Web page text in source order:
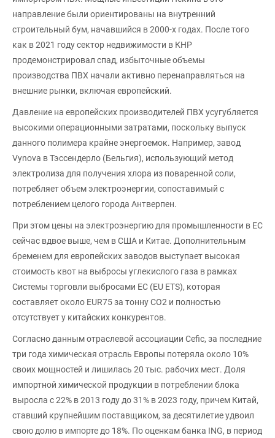
направление были ориентированы на внутренний
строительный бум, начавшийся в 2000-х годах. После того
как в 2021 году сектор недвижимости в КНР
продемонстрировал спад, избыточные объемы
производства ПВХ начали активно перенаправляться на
внешние рынки, включая европейский.
Давление на европейских производителей ПВХ усугубляется
высокими операционными затратами, поскольку выпуск
данного полимера крайне энергоемок. Например, завод
Vynova в Тэссендерло (Бельгия), использующий метод
электролиза для получения хлора из поваренной соли,
потребляет объем электроэнергии, сопоставимый с
потреблением целого города Антверпен.
При этом цены на электроэнергию для промышленности в ЕС
сейчас вдвое выше, чем в США и Китае. Дополнительным
бременем для европейских заводов выступает высокая
стоимость квот на выбросы углекислого газа в рамках
Системы торговли выбросами ЕС (EU ETS), которая
составляет около EUR75 за тонну CO2 и полностью
отсутствует у китайских конкурентов.
Согласно данным отраслевой ассоциации Cefic, за последние
три года химическая отрасль Европы потеряла около 10%
своих мощностей и лишилась 20 тыс. рабочих мест. Доля
импортной химической продукции в потреблении блока
выросла с 22% в 2013 году до 31% в 2023 году, причем Китай,
ставший крупнейшим поставщиком, за десятилетие удвоил
свою долю в импорте до 18%. По оценкам банка ING, в период